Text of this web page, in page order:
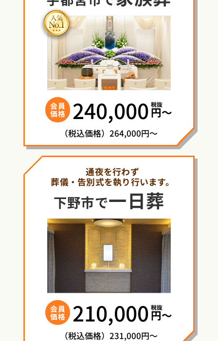
会員
価格 240,000 税抜
円〜
（税込価格）264,000円～
通夜を行わず
葬儀・告別式を執り行います。
下野市で一日葬
会員
価格 210,000 税抜
円〜
（税込価格）231,000円～